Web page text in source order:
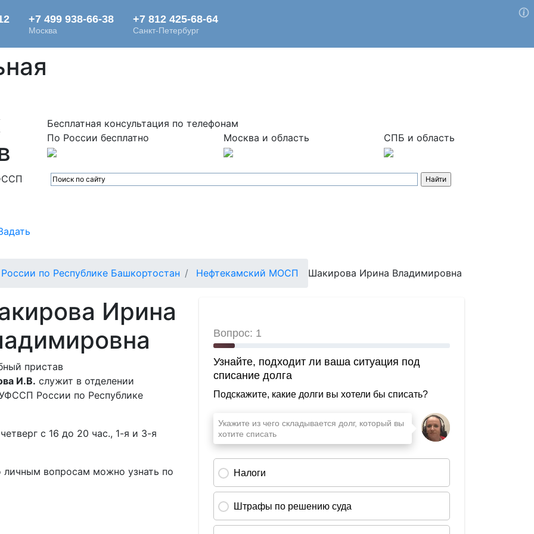
Бесплатная консультация по телефонам
По России бесплатно
Москва и область СПБ и область
по Республике Башкортостан Нефтекамский МОСП Шакирова Ирина Владимировна
Ирина
пристав
И.В. служит в отделении
России по Республике
с 16 до 20 час., 1-я и 3-я
вопросам можно узнать по